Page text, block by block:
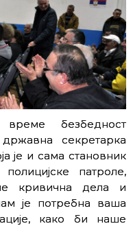
безбедност
секретарка
је и сама становник
патроле,
кривична дела и
је потребна ваша
како би наше